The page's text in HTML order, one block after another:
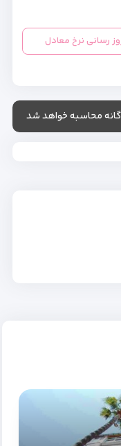
رسانی نرخ معادل
محاسبه خواهد شد